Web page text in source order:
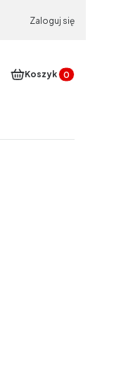
Zaloguj się
Produkty w
Koszyk